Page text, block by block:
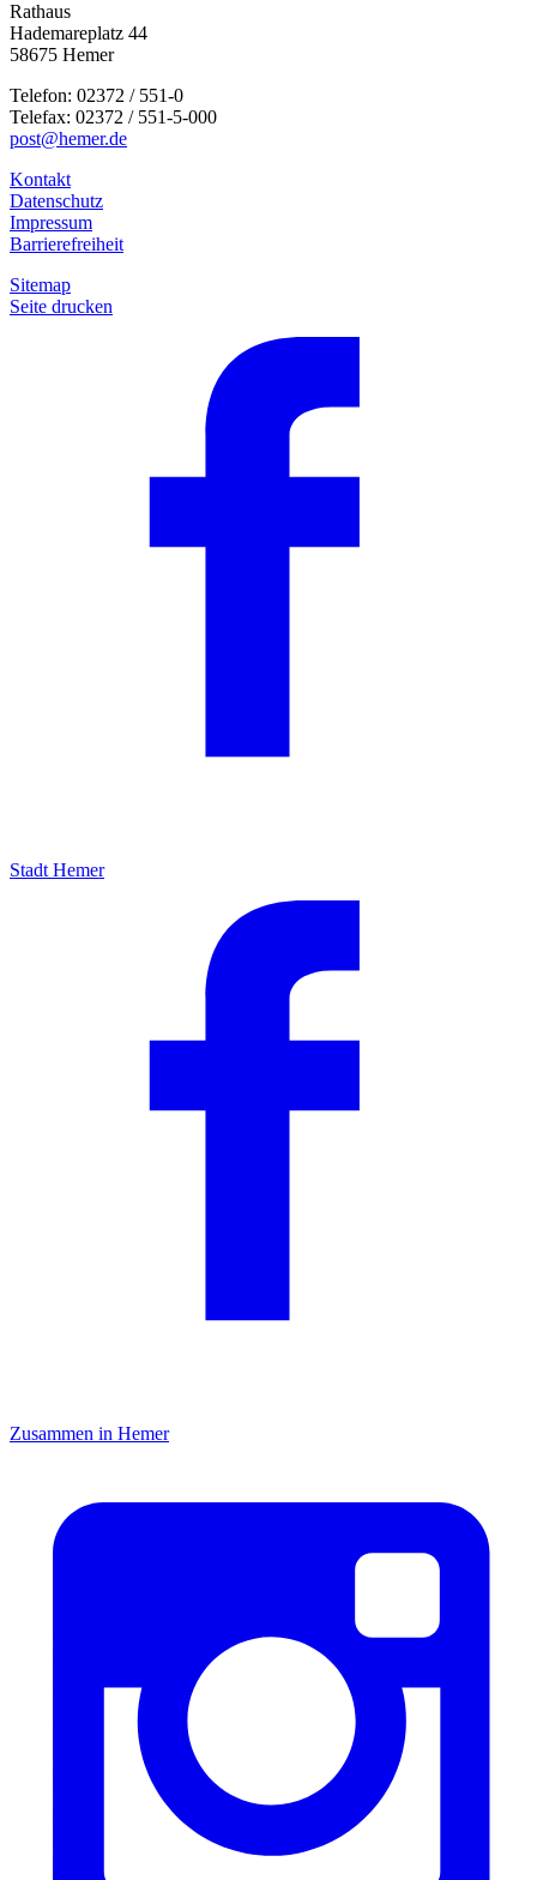
Rathaus
Hademareplatz 44
58675 Hemer
Telefon: 02372 / 551-0
Telefax: 02372 / 551-5-000
post@hemer.de
Kontakt
Datenschutz
Impressum
Barrierefreiheit
Sitemap
Seite drucken
Stadt Hemer
Zusammen in Hemer